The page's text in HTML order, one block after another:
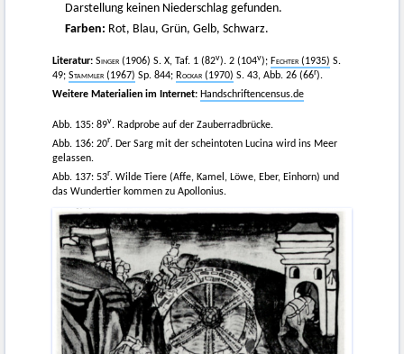
Darstellung keinen Niederschlag gefunden.
Farben: Rot, Blau, Grün, Gelb, Schwarz.
Literatur: Singer (1906) S. X, Taf. 1 (82v). 2 (104v); Fechter (1935) S.
49; Stammler (1967) Sp. 844; Rockar (1970) S. 43, Abb. 26 (66r).
Weitere Materialien im Internet: Handschriftencensus.de
Abb. 135: 89v. Radprobe auf der Zauberradbrücke.
Abb. 136: 20r. Der Sarg mit der scheintoten Lucina wird ins Meer
gelassen.
Abb. 137: 53r. Wilde Tiere (Affe, Kamel, Löwe, Eber, Einhorn) und
das Wundertier kommen zu Apollonius.